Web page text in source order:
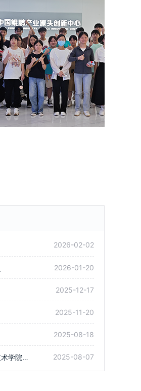
2026-02-02
2026-01-20
2025-12-17
2025-11-20
2025-08-18
从专科到本科的精彩跃升！讯方技术助力江西交通职业技术学院学子圆梦 2025-08-07